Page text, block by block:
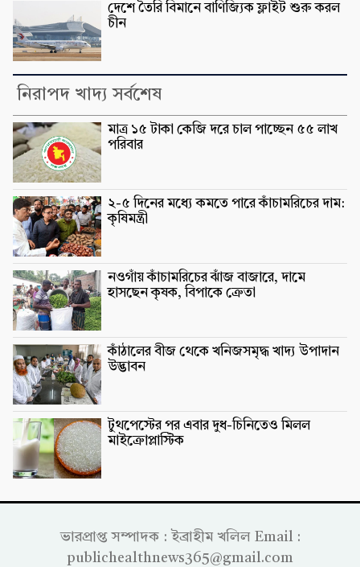
দেশে তৈরি বিমানে বাণিজ্যিক ফ্লাইট শুরু করল
চীন
নিরাপদ খাদ্য সর্বশেষ
মাত্র ১৫ টাকা কেজি দরে চাল পাচ্ছেন ৫৫ লাখ
পরিবার
২-৫ দিনের মধ্যে কমতে পারে কাঁচামরিচের দাম:
কৃষিমন্ত্রী
নওগাঁয় কাঁচামরিচের ঝাঁজ বাজারে, দামে
হাসছেন কৃষক, বিপাকে ক্রেতা
কাঁঠালের বীজ থেকে খনিজসমৃদ্ধ খাদ্য উপাদান
উদ্ভাবন
টুথপেস্টের পর এবার দুধ-চিনিতেও মিলল
মাইক্রোপ্লাস্টিক
ভারপ্রাপ্ত সম্পাদক : ইব্রাহীম খলিল Email :
publichealthnews365@gmail.com